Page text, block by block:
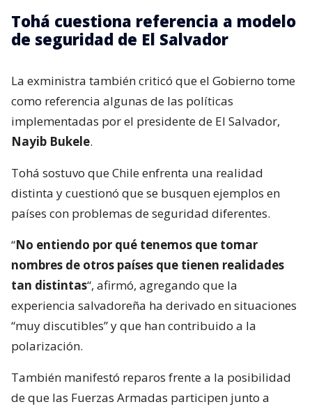
Tohá cuestiona referencia a modelo
de seguridad de El Salvador
La exministra también criticó que el Gobierno tome
como referencia algunas de las políticas
implementadas por el presidente de El Salvador,
Nayib Bukele.
Tohá sostuvo que Chile enfrenta una realidad
distinta y cuestionó que se busquen ejemplos en
países con problemas de seguridad diferentes.
“No entiendo por qué tenemos que tomar
nombres de otros países que tienen realidades
tan distintas“, afirmó, agregando que la
experiencia salvadoreña ha derivado en situaciones
“muy discutibles” y que han contribuido a la
polarización.
También manifestó reparos frente a la posibilidad
de que las Fuerzas Armadas participen junto a